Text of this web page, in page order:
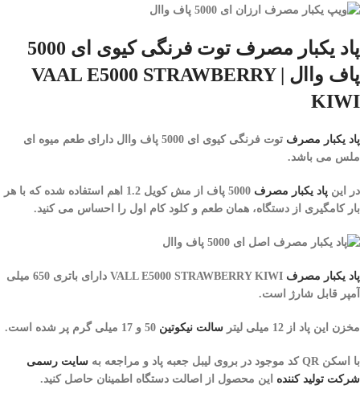
پاد یکبار مصرف توت فرنگی کیوی ای 5000
پاف واال | VAAL E5000 STRAWBERRY
KIWI
پاد یکبار مصرف توت فرنگی کیوی ای 5000 پاف واال
دارای طعم میوه ای
ملس می باشد.
در این پاد یکبار مصرف
از مش کویل 1.2 اهم استفاده شده که با هر
بار کامگیری از دستگاه، همان طعم و کلود کام اول را احساس می کنید.
پاد یکبار مصرف
دارای باتری 650 میلی
آمپر قابل شارژ است.
مخزن این پاد از 12 میلی لیتر سالت نیکوتین 50 و 17 میلی گرم پر شده است.
با اسکن QR کد موجود در بروی لیبل جعبه پاد و مراجعه به
سایت رسمی
شرکت تولید کننده این محصول از اصالت دستگاه اطمینان حاصل کنید.